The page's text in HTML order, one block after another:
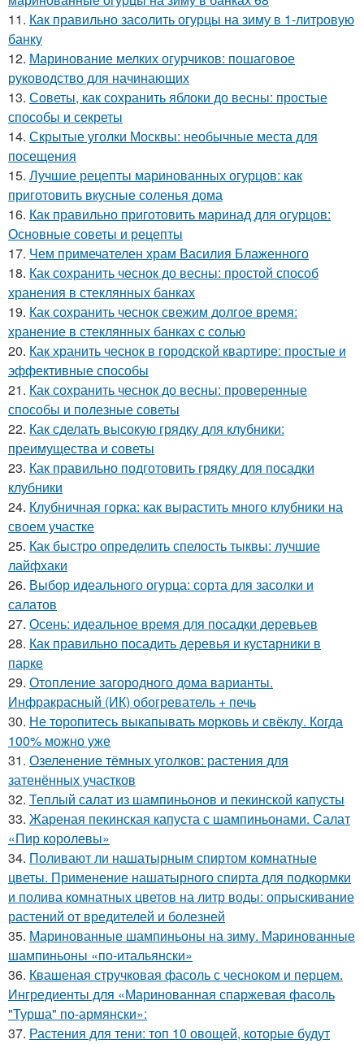
11. Как правильно засолить огурцы на зиму в 1-литровую
банку
12. Маринование мелких огурчиков: пошаговое
руководство для начинающих
13. Советы, как сохранить яблоки до весны: простые
способы и секреты
14. Скрытые уголки Москвы: необычные места для
посещения
15. Лучшие рецепты маринованных огурцов: как
приготовить вкусные соленья дома
16. Как правильно приготовить маринад для огурцов:
Основные советы и рецепты
17. Чем примечателен храм Василия Блаженного
18. Как сохранить чеснок до весны: простой способ
хранения в стеклянных банках
19. Как сохранить чеснок свежим долгое время:
хранение в стеклянных банках с солью
20. Как хранить чеснок в городской квартире: простые и
эффективные способы
21. Как сохранить чеснок до весны: проверенные
способы и полезные советы
22. Как сделать высокую грядку для клубники:
преимущества и советы
23. Как правильно подготовить грядку для посадки
клубники
24. Клубничная горка: как вырастить много клубники на
своем участке
25. Как быстро определить спелость тыквы: лучшие
лайфхаки
26. Выбор идеального огурца: сорта для засолки и
салатов
27. Осень: идеальное время для посадки деревьев
28. Как правильно посадить деревья и кустарники в
парке
29. Отопление загородного дома варианты.
Инфракрасный (ИК) обогреватель + печь
30. Не торопитесь выкапывать морковь и свёклу. Когда
100% можно уже
31. Озеленение тёмных уголков: растения для
затенённых участков
32. Теплый салат из шампиньонов и пекинской капусты
33. Жареная пекинская капуста с шампиньонами. Салат
«Пир королевы»
34. Поливают ли нашатырным спиртом комнатные
цветы. Применение нашатырного спирта для подкормки
и полива комнатных цветов на литр воды: опрыскивание
растений от вредителей и болезней
35. Маринованные шампиньоны на зиму. Маринованные
шампиньоны «по-итальянски»
36. Квашеная стручковая фасоль с чесноком и перцем.
Ингредиенты для «Маринованная спаржевая фасоль
"Турша" по-армянски»:
37. Растения для тени: топ 10 овощей, которые будут